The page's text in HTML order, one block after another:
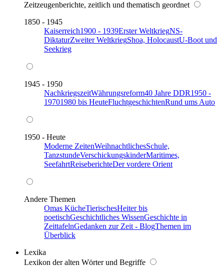
Zeitzeugenberichte, zeitlich und thematisch geordnet
1850 - 1945
Kaiserreich1900 - 1939Erster WeltkriegNS-
DiktaturZweiter WeltkriegShoa, HolocaustU-Boot und
Seekrieg
1945 - 1950
NachkriegszeitWährungsreform40 Jahre DDR1950 -
19701980 bis HeuteFluchtgeschichtenRund ums Auto
1950 - Heute
Moderne ZeitenWeihnachtlichesSchule,
TanzstundeVerschickungskinderMaritimes,
SeefahrtReiseberichteDer vordere Orient
Andere Themen
Omas KücheTierischesHeiter bis
poetischGeschichtliches WissenGeschichte in
ZeittafelnGedanken zur Zeit - BlogThemen im
Überblick
Lexika
Lexikon der alten Wörter und Begriffe